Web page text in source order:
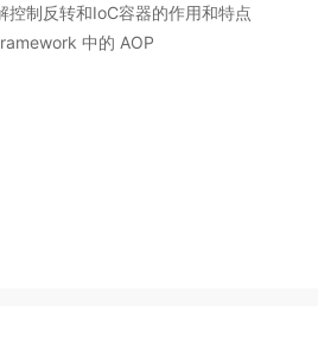
制反转和IoC容器的作用和特点
中的 AOP